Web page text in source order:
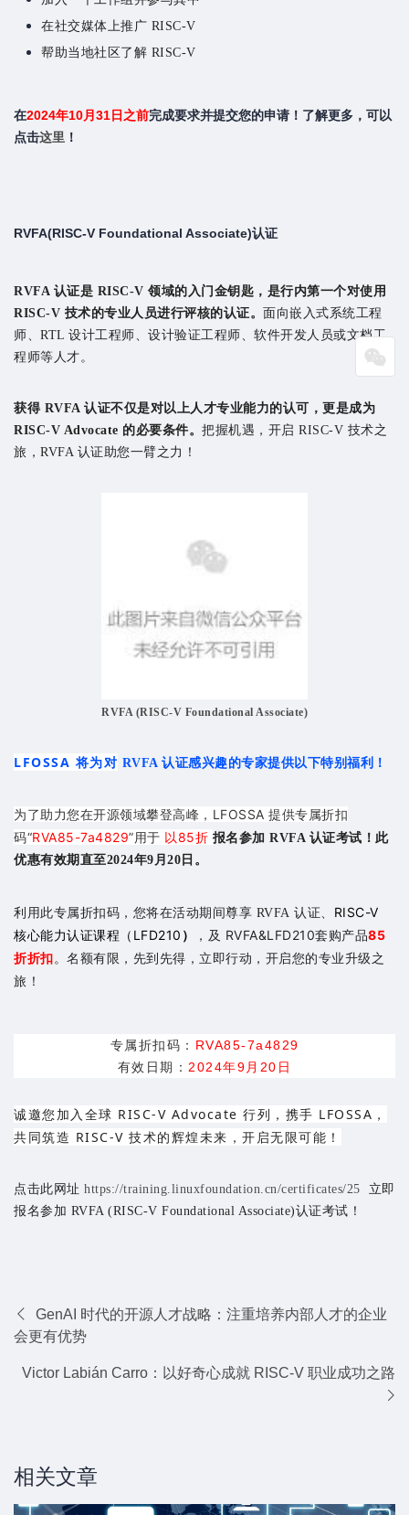
在社交媒体上推广 RISC-V
帮助当地社区了解 RISC-V
在2024年10月31日之前完成要求并提交您的申请！ 了解更多，可以
点击这里 ！
RVFA(RISC-V Foundational Associate)认证
RVFA 认证是 RISC-V 领域的入门金钥匙，是行内第一个对使用
RISC-V 技术的专业人员进行评核的认证。 面向嵌入式系统工程
师、RTL 设计工程师、设计验证工程师、软件开发人员或文档工
程师等人才。
获得 RVFA 认证不仅是对以上人才专业能力的认可，更是成为
RISC-V Advocate 的必要条件。 把握机遇，开启 RISC-V 技术之
旅，RVFA 认证助您一臂之力！
RVFA (RISC-V Foundational Associate)
LFOSSA 将为对 RVFA 认证感兴趣的专家提供以下特别福利！
为了助力您在开源领域攀登高峰，LFOSSA 提供专属折扣
码“RVA85-7a4829”用于 以85折 报名参加 RVFA 认证考试！此
优惠有效期直至2024年9月20日。
利用此专属折扣码，您将在活动期间尊享 RVFA 认证
RISC-V
核心能力认证课程（LFD210 ） ， 及 RVFA&LFD210套购产品85
折折扣。名额有限，先到先得，立即行动，开启您的专业升级之
旅！
专属折扣码： RVA85-7a4829
有效日期： 2024年9月20日
诚邀您加入全球 RISC-V Advocate 行列，携手 LFOSSA，
共同筑造 RISC-V 技术的辉煌未来，开启无限可能！
点击此网址 https://training.linuxfoundation.cn/certificates/25
立即
报名参加 RVFA (RISC-V Foundational Associate)认证考试！
GenAI 时代的开源人才战略：注重培养内部人才的企业
会更有优势
Victor Labián Carro：以好奇心成就 RISC-V 职业成功之路
相关文章